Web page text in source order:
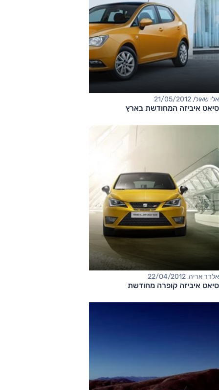
אלי שאולי, 21/05/2012
סיאט איביזה המחודשת בארץ
אלדד אריה, 22/04/2012
סיאט איביזה קופרה מחודשת